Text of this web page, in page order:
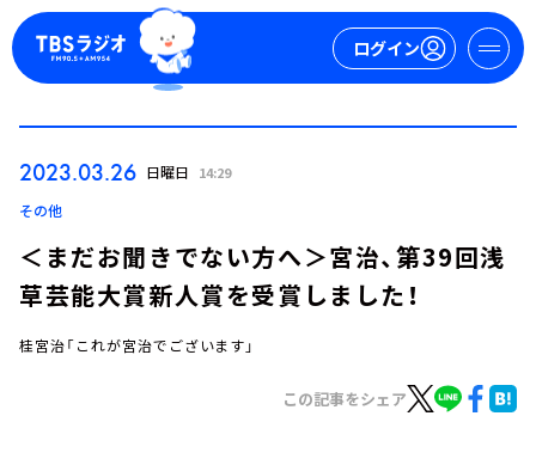
ログイン
2023.03.26 日曜日 14:29
その他
＜まだお聞きでない方へ＞宮治、第39回浅
草芸能大賞新人賞を受賞しました！
桂宮治「これが宮治でございます」
この記事をシェア